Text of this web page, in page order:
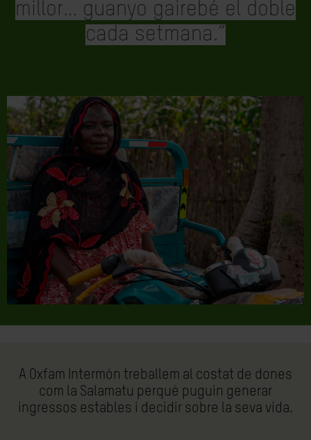
millor… guanyo gairebé el doble
cada setmana.”
A Oxfam Intermón treballem al costat de dones
com la Salamatu perquè puguin generar
ingressos estables i decidir sobre la seva vida.